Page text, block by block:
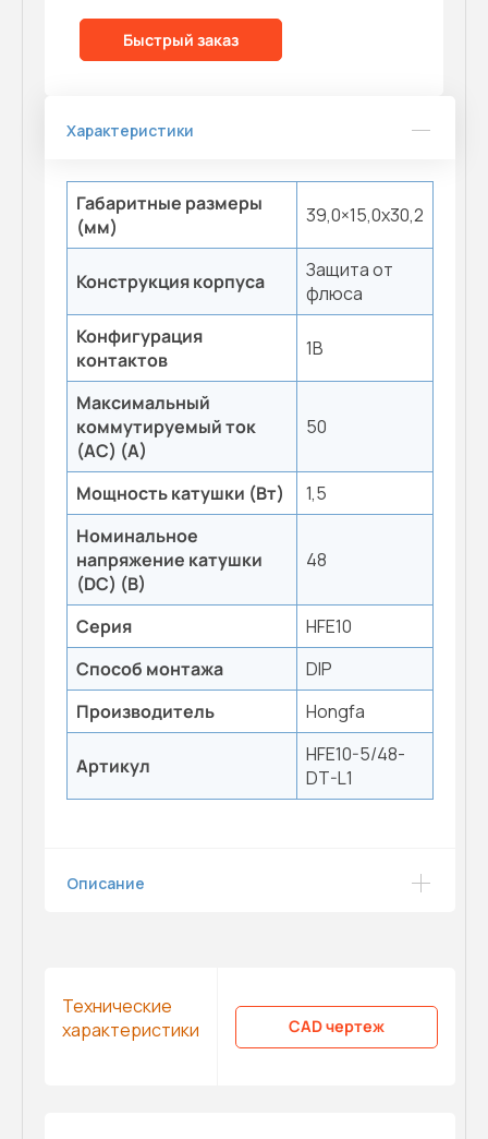
Быстрый заказ
Характеристики
Габаритные размеры
(мм)
39,0×15,0x30,2
Конструкция корпуса
Защита от
флюса
Конфигурация
контактов
1B
Максимальный
коммутируемый ток
(AC) (А)
50
Мощность катушки (Вт)
1,5
Номинальное
напряжение катушки
(DC) (В)
48
Серия
HFE10
Способ монтажа
DIP
Производитель
Hongfa
Артикул
HFE10-5/48-
DT-L1
Описание
Технические
характеристики
CAD чертеж